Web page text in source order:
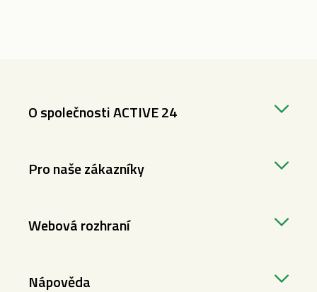
O společnosti ACTIVE 24
Pro naše zákazníky
Webová rozhraní
Nápověda